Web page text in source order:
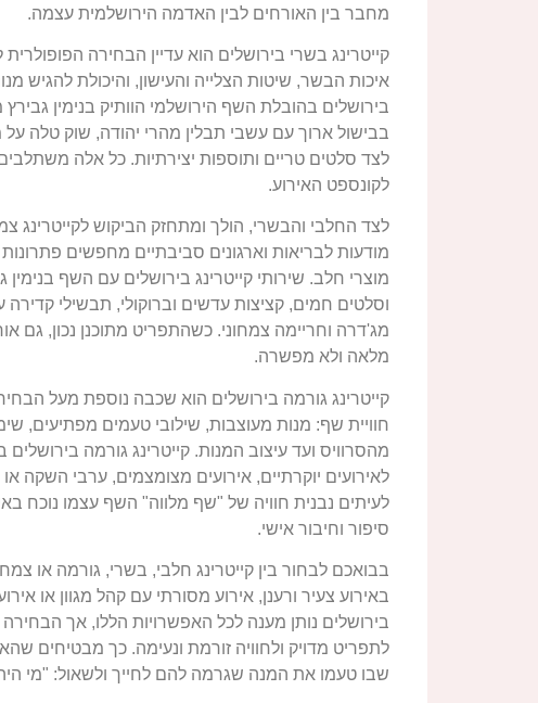
מחבר בין האורחים לבין האדמה הירושלמית עצמה.
קייטרינג בשרי בירושלים הוא עדיין הבחירה
איכות הבשר, שיטות הצלייה והעישון, והיכולת להגיש
בירושלים בהובלת השף הירושלמי הוותיק בנימין
בבישול ארוך עם עשבי תבלין מהרי יהודה, שוק טלה על
לצד סלטים טריים ותוספות יצירתיות. כל אלה
לקונספט האירוע.
לצד החלבי והבשרי, הולך ומתחזק הביקוש לקייטרינג
מודעות לבריאות וארגונים סביבתיים מחפשים
מוצרי חלב. שירותי קייטרינג בירושלים עם השף
וסלטים חמים, קציצות עדשים וברוקולי, תבשילי
מג'דרה וחריימה צמחוני. כשהתפריט מתוכנן נכון, גם
מלאה ולא מפשרה.
קייטרינג גורמה בירושלים הוא שכבה נוספת מעל
חוויית שף: מנות מעוצבות, שילובי טעמים מפתיעים,
מהסרוויס ועד עיצוב המנות. קייטרינג גורמה
לאירועים יוקרתיים, אירועים מצומצמים, ערבי השקה
לעיתים נבנית חוויה של "שף מלווה" השף עצמו נוכח
סיפור וחיבור אישי.
בבואכם לבחור בין קייטרינג חלבי, בשרי, גורמה או
באירוע צעיר ורענן, אירוע מסורתי עם קהל מגוון או
בירושלים נותן מענה לכל האפשרויות הללו, אך
לתפריט מדויק ולחוויה זורמת ונעימה. כך מבטיחים
שבו טעמו את המנה שגרמה להם לחייך ולשאול: "מי היה